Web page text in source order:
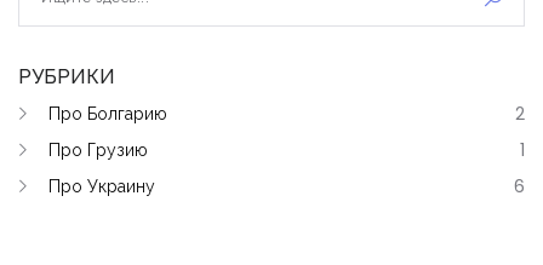
РУБРИКИ
Про Болгарию
2
Про Грузию
1
Про Украину
6